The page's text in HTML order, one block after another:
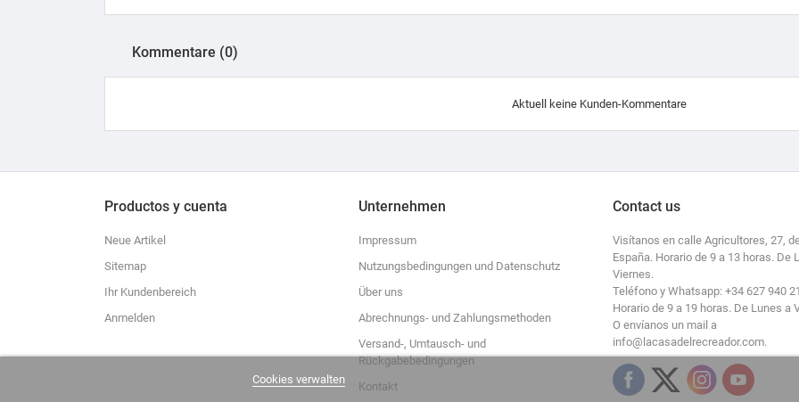
Kommentare (0)
Aktuell keine Kunden-Kommentare
Productos y cuenta
Neue Artikel
Sitemap
Ihr Kundenbereich
Anmelden
Unternehmen
Impressum
Nutzungsbedingungen und Datenschutz
Über uns
Abrechnungs- und Zahlungsmethoden
Versand-, Umtausch- und
Rückgabebedingungen
Kontakt
Contact us
Visítanos en calle Agricultores, 27,
España. Horario de 9 a 13 horas. De
Viernes.
Teléfono y Whatsapp: +34 627 940
Horario de 9 a 19 horas. De Lunes a
O envíanos un mail a
info@lacasadelrecreador.com.
Cookies verwalten